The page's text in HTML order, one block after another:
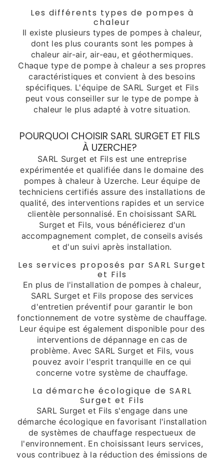
Les différents types de pompes à
chaleur
Il existe plusieurs types de pompes à chaleur,
dont les plus courants sont les pompes à
chaleur air-air, air-eau, et géothermiques.
Chaque type de pompe à chaleur a ses propres
caractéristiques et convient à des besoins
spécifiques. L'équipe de SARL Surget et Fils
peut vous conseiller sur le type de pompe à
chaleur le plus adapté à votre situation.
POURQUOI CHOISIR SARL SURGET ET FILS
À UZERCHE?
SARL Surget et Fils est une entreprise
expérimentée et qualifiée dans le domaine des
pompes à chaleur à Uzerche. Leur équipe de
techniciens certifiés assure des installations de
qualité, des interventions rapides et un service
clientèle personnalisé. En choisissant SARL
Surget et Fils, vous bénéficierez d'un
accompagnement complet, de conseils avisés
et d'un suivi après installation.
Les services proposés par SARL Surget
et Fils
En plus de l'installation de pompes à chaleur,
SARL Surget et Fils propose des services
d'entretien préventif pour garantir le bon
fonctionnement de votre système de chauffage.
Leur équipe est également disponible pour des
interventions de dépannage en cas de
problème. Avec SARL Surget et Fils, vous
pouvez avoir l'esprit tranquille en ce qui
concerne votre système de chauffage.
La démarche écologique de SARL
Surget et Fils
SARL Surget et Fils s'engage dans une
démarche écologique en favorisant l'installation
de systèmes de chauffage respectueux de
l'environnement. En choisissant leurs services,
vous contribuez à la réduction des émissions de